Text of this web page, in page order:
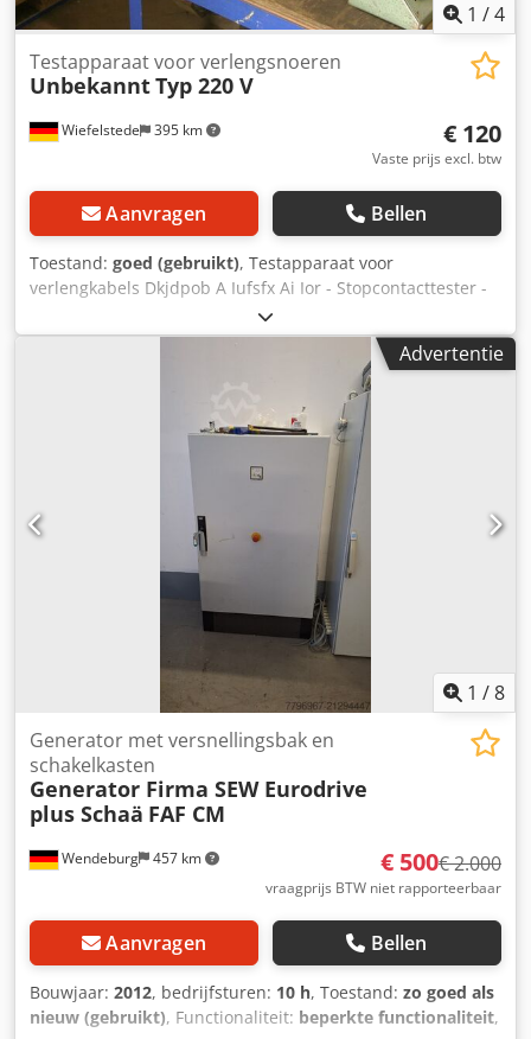
1 /4
Wiefelstede 395 km
Testapparaat voor verlengsnoeren
UnbekanntTyp 220 V
€ 120
Vaste prijs excl. btw
Aanvragen Bellen
Toestand: goed (gebruikt), Testapparaat voor
verlengkabels Dkjdpob A Iufsfx Ai Ior - Stopcontacttester -
Testapparaat voor: verlengkabels, tafelstekkerdozen -
Gewicht: 30 kg
Advertentie
1 /8
Wendeburg 457 km
Generator met versnellingsbak en
schakelkasten
Generator Firma SEW Eurodrive
plus Schaä FAF CM
€ 500€ 2.000
vraagprijs BTW niet rapporteerbaar
Aanvragen Bellen
Bouwjaar: 2012, bedrijfsturen: 10 h, Toestand: zo goed als
nieuw (gebruikt), Functionaliteit: beperkte functionaliteit,